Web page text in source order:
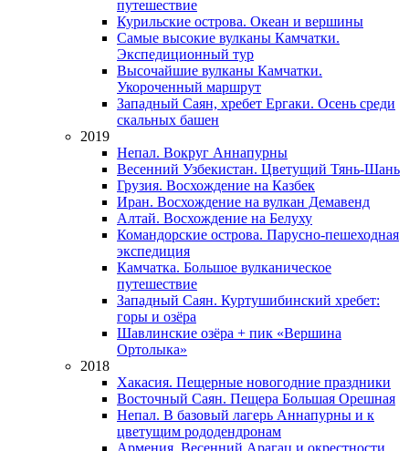
путешествие
Курильские острова. Океан и вершины
Самые высокие вулканы Камчатки.
Экспедиционный тур
Высочайшие вулканы Камчатки.
Укороченный маршрут
Западный Саян, хребет Ергаки. Осень среди
скальных башен
2019
Непал. Вокруг Аннапурны
Весенний Узбекистан. Цветущий Тянь-Шань
Грузия. Восхождение на Казбек
Иран. Восхождение на вулкан Демавенд
Алтай. Восхождение на Белуху
Командорские острова. Парусно-пешеходная
экспедиция
Камчатка. Большое вулканическое
путешествие
Западный Саян. Куртушибинский хребет:
горы и озёра
Шавлинские озёра + пик «Вершина
Ортолыка»
2018
Хакасия. Пещерные новогодние праздники
Восточный Саян. Пещера Большая Орешная
Непал. В базовый лагерь Аннапурны и к
цветущим рододендронам
Армения. Весенний Арагац и окрестности.